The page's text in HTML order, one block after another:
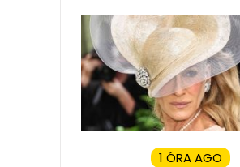
1 ÓRA AGO